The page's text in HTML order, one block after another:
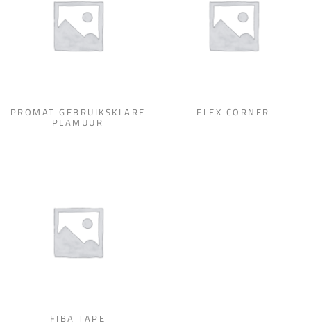
PROMAT GEBRUIKSKLARE
PLAMUUR
FLEX CORNER
FIBA TAPE